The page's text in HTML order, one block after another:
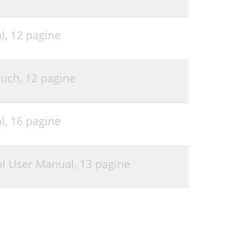
12 pagine
12 pagine
16 pagine
User Manual, 13 pagine